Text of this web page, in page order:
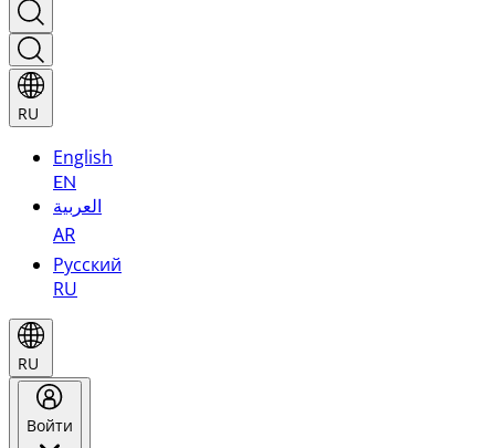
RU
English
EN
العربية
AR
Русский
RU
RU
Войти